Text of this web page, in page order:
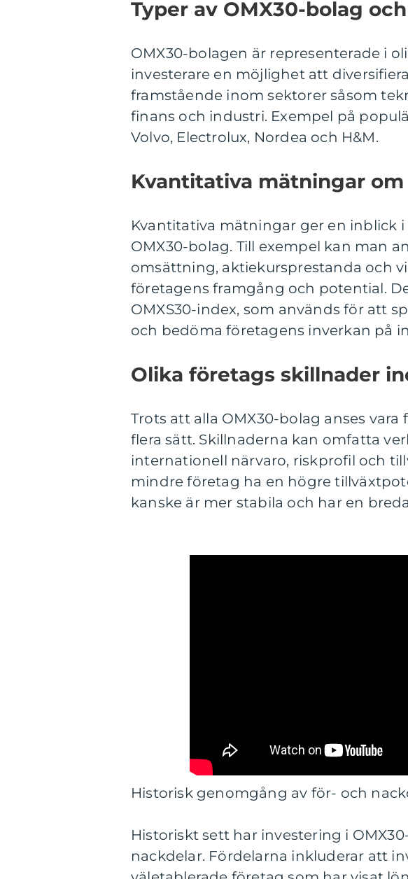
Typer av OMX30-bolag
OMX30-bolagen är representerade i
investerare en möjlighet att
framstående inom sektorer såsom
finans och industri. Exempel på
Volvo, Electrolux, Nordea och H&M.
Kvantitativa mätningar om
Kvantitativa mätningar ger en inblick
OMX30-bolag. Till exempel kan man
omsättning, aktiekursprestanda och
företagens framgång och potential.
OMXS30-index, som används för att
och bedöma företagens inverkan på
Olika företags skillnader
Trots att alla OMX30-bolag anses
flera sätt. Skillnaderna kan omfatta
internationell närvaro, riskprofil och
mindre företag ha en högre
kanske är mer stabila och har en
Historisk genomgång av för- och
Historiskt sett har investering i
nackdelar. Fördelarna inkluderar att